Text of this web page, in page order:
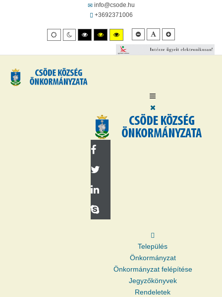
info@csode.hu
+3692371006
Alapértelmezett
mód
Éjszakai
mód
Nagy
felbontású
fekete/fehér
Nagy
felbontásút
fekete/sárga
Nagy
felbontású
sárga/fekete
mód.
Kisebb
betűméret
Alapértelmezett
betűméret
Település
Önkormányzat
Önkormányzat felépítése
Jegyzőkönyvek
Rendeletek